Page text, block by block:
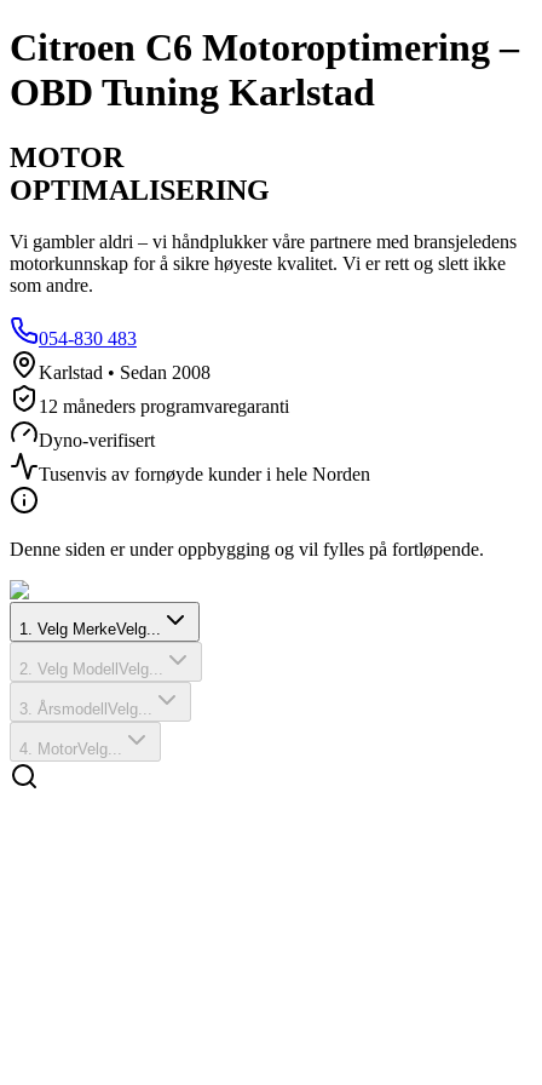
Citroen C6 Motoroptimering –
OBD Tuning Karlstad
MOTOR
OPTIMALISERING
Vi gambler aldri – vi håndplukker våre partnere med bransjeledens
motorkunnskap for å sikre høyeste kvalitet. Vi er rett og slett ikke
som andre.
054-830 483
Karlstad • Sedan 2008
12 måneders programvaregaranti
Dyno-verifisert
Tusenvis av fornøyde kunder i hele Norden
Denne siden er under oppbygging og vil fylles på fortløpende.
1 Velg MerkeVelg...
2 Velg Modell Velg...
3 Årsmodell Velg...
4 MotorVelg...